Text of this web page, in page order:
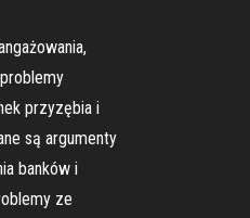
przyzębia i
są argumenty
banków i
ze